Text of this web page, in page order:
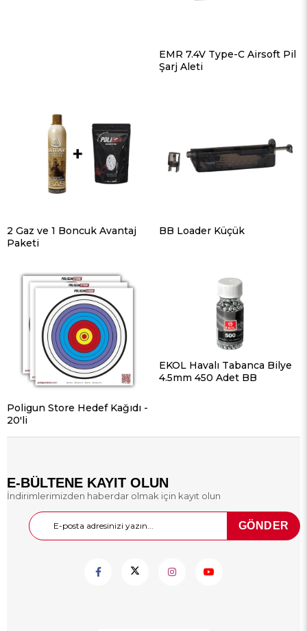
EMR 7.4V Type-C Airsoft Pil
Şarj Aleti
2 Gaz ve 1 Boncuk Avantaj
Paketi
BB Loader Küçük
Poligun Store Hedef Kağıdı -
20'li
EKOL Havalı Tabanca Bilye
4.5mm 450 Adet BB
E-BÜLTENE KAYIT OLUN
İndirimlerimizden haberdar olmak için kayıt olun
GÖNDER